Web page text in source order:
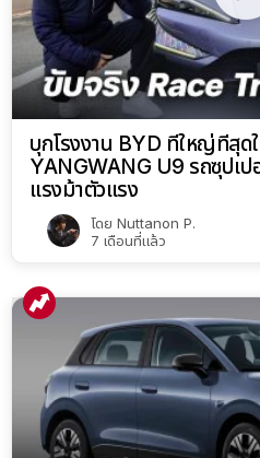
บุกโรงงาน BYD ที่ใหญ่ที่สุด
YANGWANG U9 รถซุปเป
แรงม้าตัวแรง
โดย Nuttanon P.
7 เดือนที่แล้ว